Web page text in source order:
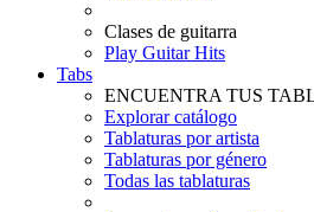
Clases de guitarra
Play Guitar Hits
Tabs
ENCUENTRA TUS
Explorar catálogo
Tablaturas por artista
Tablaturas por género
Todas las tablaturas